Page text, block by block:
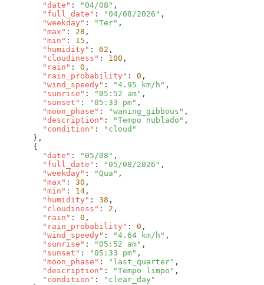
        "date"
: "04/08"
        "full_date"
: "04/08/2026"
        "weekday"
: "Ter"
        "max"
: 28
        "min"
: 15
        "humidity"
: 62
        "cloudiness"
: 100
        "rain"
: 0
        "rain_probability"
: 0
        "wind_speedy"
: "4.95 km/h"
        "sunrise"
: "05:52 am"
        "sunset"
: "05:33 pm"
        "moon_phase"
: "waning_gibbous"
        "description"
: "Tempo nublado"
        "condition"
:
        "date"
: "05/08"
        "full_date"
: "05/08/2026"
        "weekday"
: "Qua"
        "max"
: 30
        "min"
: 14
        "humidity"
: 38
        "cloudiness"
: 2
        "rain"
: 0
        "rain_probability"
: 0
        "wind_speedy"
: "4.64 km/h"
        "sunrise"
: "05:52 am"
        "sunset"
: "05:33 pm"
        "moon_phase"
: "last_quarter"
        "description"
: "Tempo limpo"
        "condition"
: